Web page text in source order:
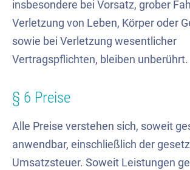
insbesondere bei Vorsatz, grober
Verletzung von Leben, Körper oder
sowie bei Verletzung wesentlicher
Vertragspflichten, bleiben unberührt.
§ 6 Preise
Alle Preise verstehen sich, soweit
anwendbar, einschließlich der
Umsatzsteuer. Soweit Leistungen